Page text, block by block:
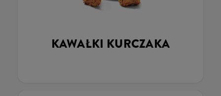
KAWAŁKI KURCZAKA